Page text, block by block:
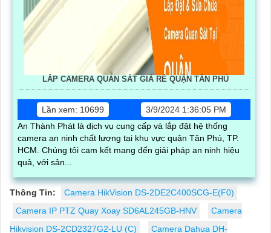
LẮP CAMERA QUAN SÁT GIÁ RẺ QUẬN TÂN PHÚ
Lần xem: 10699
3/9/2024 1:36:05 PM
An Thành Phát là dịch vụ cung cấp và lắp đặt hệ thống
camera an ninh chất lượng tại khu vực quận Tân Phú, TP.
HCM. Chúng tôi cam kết mang đến giải pháp an ninh hiệu
quả, với sản...
Thông Tin:
Camera HikVision DS-2DE2C400SCG-E(F0)
Camera IP PTZ Quay Xoay SD6AL245GB-HNV
Camera
Hikvision DS-2CD2327G2-LU (C)
Camera Dahua DH-